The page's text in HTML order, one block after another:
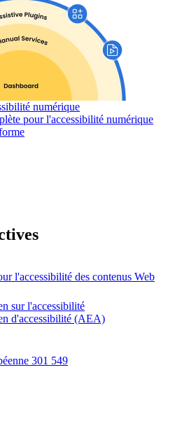
numérique
pour l'accessibilité numérique
l'accessibilité des contenus Web
sur l'accessibilité
d'accessibilité (AEA)
301 549